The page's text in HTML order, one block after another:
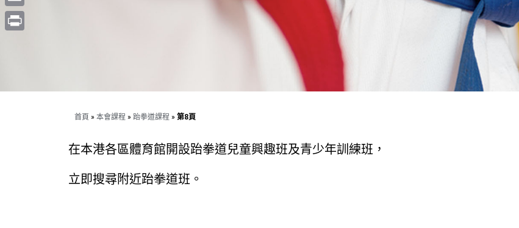
首頁 »本會課程 » 跆拳道課程 »第8頁
在本港各區體育館開設跆拳道兒童興趣班及青少年訓練班，
立即搜尋附近跆拳道班。
Email